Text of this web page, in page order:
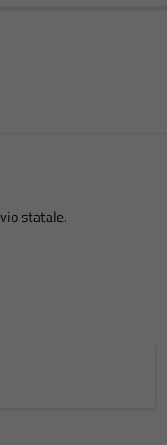
statale.